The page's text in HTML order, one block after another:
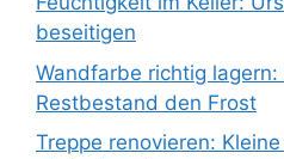
beseitigen
Wandfarbe richtig
Restbestand den Frost
Treppe renovieren: